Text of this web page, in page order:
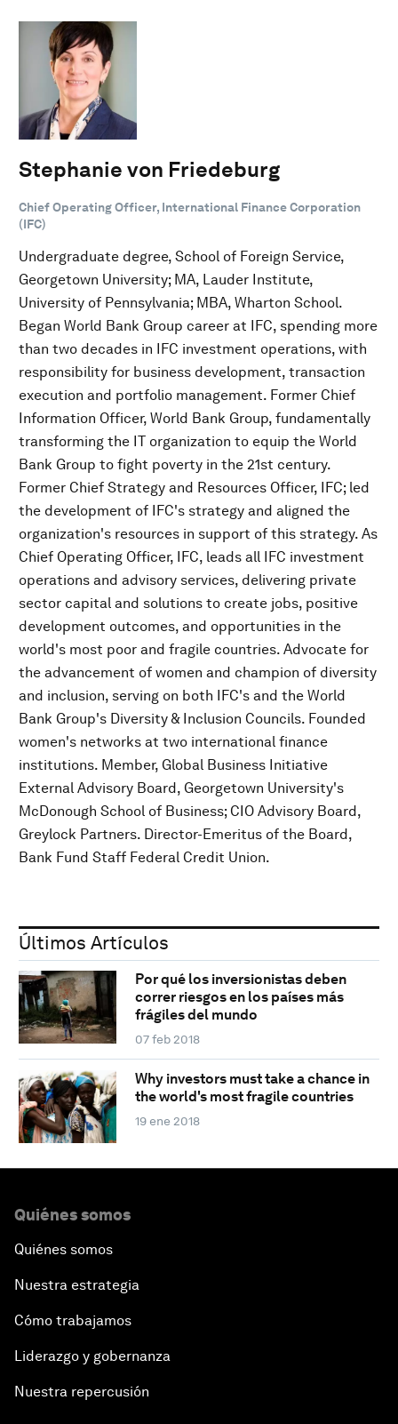
Stephanie von Friedeburg
Chief Operating Officer, International Finance Corporation
(IFC)
Undergraduate degree, School of Foreign Service,
Georgetown University; MA, Lauder Institute,
University of Pennsylvania; MBA, Wharton School.
Began World Bank Group career at IFC, spending more
than two decades in IFC investment operations, with
responsibility for business development, transaction
execution and portfolio management. Former Chief
Information Officer, World Bank Group, fundamentally
transforming the IT organization to equip the World
Bank Group to fight poverty in the 21st century.
Former Chief Strategy and Resources Officer, IFC; led
the development of IFC's strategy and aligned the
organization's resources in support of this strategy. As
Chief Operating Officer, IFC, leads all IFC investment
operations and advisory services, delivering private
sector capital and solutions to create jobs, positive
development outcomes, and opportunities in the
world's most poor and fragile countries. Advocate for
the advancement of women and champion of diversity
and inclusion, serving on both IFC's and the World
Bank Group's Diversity & Inclusion Councils. Founded
women's networks at two international finance
institutions. Member, Global Business Initiative
External Advisory Board, Georgetown University's
McDonough School of Business; CIO Advisory Board,
Greylock Partners. Director-Emeritus of the Board,
Bank Fund Staff Federal Credit Union.
Últimos Artículos
Por qué los inversionistas deben
correr riesgos en los países más
frágiles del mundo
07 feb 2018
Why investors must take a chance in
the world's most fragile countries
19 ene 2018
Quiénes somos
Quiénes somos
Nuestra estrategia
Cómo trabajamos
Liderazgo y gobernanza
Nuestra repercusión